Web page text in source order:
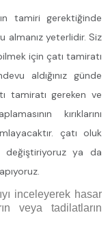
tamiri gerektiğinde
almanız yeterlidir. Siz
için çatı tamiratı
aldığınız günde
tamiratı gereken ve
kırıklarını
çatı oluk
değiştiriyoruz ya da
inceleyerek hasar
veya tadilatların